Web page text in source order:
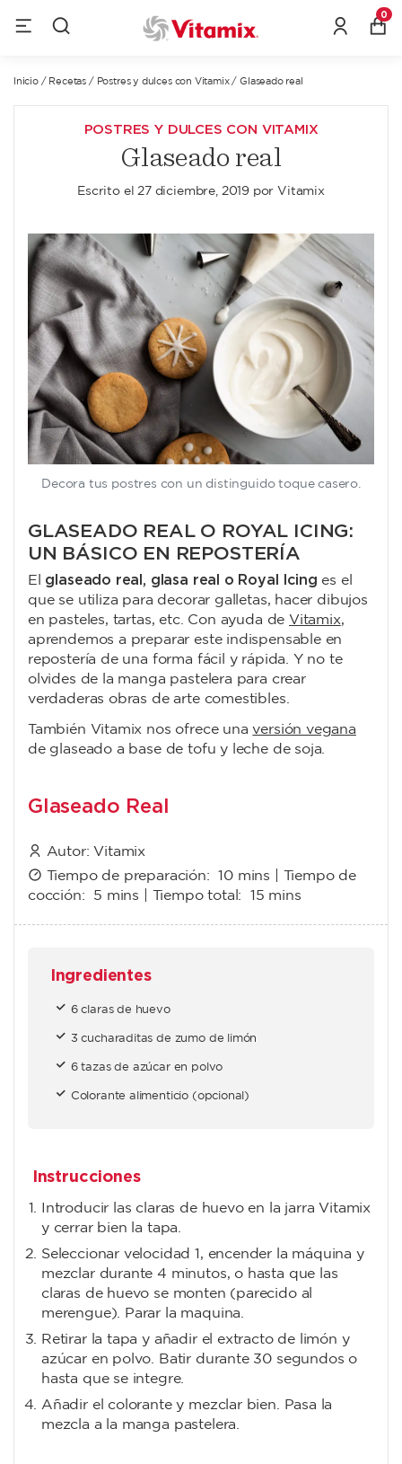
0
Inicio/ Recetas / Postres y dulces con Vitamix/Glaseado real
POSTRES Y DULCES CON VITAMIX
Glaseado real
Escrito el 27 diciembre, 2019por Vitamix
Decora tus postres con un distinguido toque casero.
GLASEADO REAL O ROYAL ICING:
UN BÁSICO EN REPOSTERÍA
El glaseado real, glasa real o Royal Icing es el
que se utiliza para decorar galletas, hacer dibujos
en pasteles, tartas, etc. Con ayuda de Vitamix,
aprendemos a preparar este indispensable en
repostería de una forma fácil y rápida. Y no te
olvides de la manga pastelera para crear
verdaderas obras de arte comestibles.
También Vitamix nos ofrece unaversión vegana
de glaseado a base de tofu y leche de soja.
Glaseado Real
Autor: Vitamix
Tiempo de preparación:10 mins | Tiempo de
cocción: 5 mins | Tiempo total: 15 mins
Ingredientes
6 claras de huevo
3 cucharaditas de zumo de limón
6 tazas de azúcar en polvo
Colorante alimenticio (opcional)
Instrucciones
Introducir las claras de huevo en la jarra Vitamix
y cerrar bien la tapa.
Seleccionar velocidad 1, encender la máquina y
mezclar durante 4 minutos, o hasta que las
claras de huevo se monten (parecido al
merengue). Parar la maquina.
Retirar la tapa y añadir el extracto de limón y
azúcar en polvo. Batir durante 30 segundos o
hasta que se integre.
Añadir el colorante y mezclar bien. Pasa la
mezcla a la manga pastelera.